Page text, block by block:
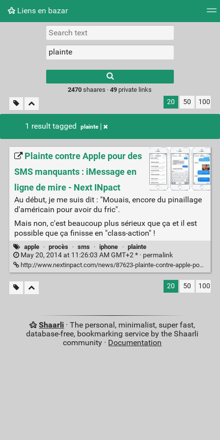
Liens en bazar
Picture wall
2470 shaares ·49 private links
20 50 100
1 result tagged plainte
Plainte contre Apple pour des
SMS manquants : iMessage en
ligne de mire - Next INpact
Au début, je me suis dit : "Mouais, encore du pinaillage
d'américain pour avoir du fric".
Mais non, c'est beaucoup plus sérieux que ça et il est
possible que ça finisse en "class-action" !
apple · procès · sms · iphone · plainte
May 20, 2014 at 11:26:03 AM GMT+2 * · permalink
http://www.nextinpact.com/news/87623-plainte-contre-apple-pour-sms-manquants-imessage-en-ligne-mire.htm
20 50 100
Shaarli · The personal, minimalist, super fast,
database-free, bookmarking service by the Shaarli
community · Documentation